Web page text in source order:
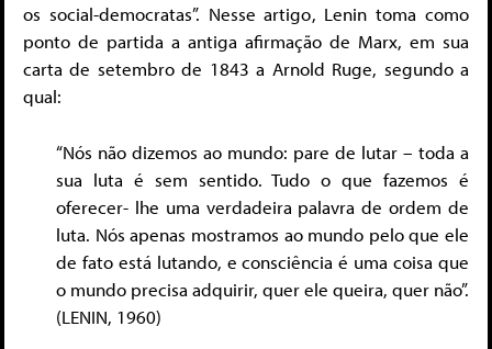
os social-democratas”. Nesse artigo, Lenin toma como
ponto de partida a antiga afirmação de Marx, em sua
carta de setembro de 1843 a Arnold Ruge, segundo a
qual:
“Nós não dizemos ao mundo: pare de lutar – toda a
sua luta é sem sentido. Tudo o que fazemos é
oferecer- lhe uma verdadeira palavra de ordem de
luta. Nós apenas mostramos ao mundo pelo que ele
de fato está lutando, e consciência é uma coisa que
o mundo precisa adquirir, quer ele queira, quer não”.
(LENIN, 1960)